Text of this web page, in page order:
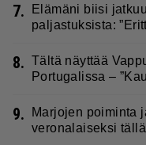
7.
Elämäni biisi
paljastuksista:
8. Tältä näyttää
Portugalissa –
9.
Marjojen poiminta
veronalaiseksi